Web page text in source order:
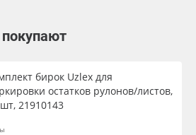
бирок Uzlex для
остатков рулонов/листов,
21910143